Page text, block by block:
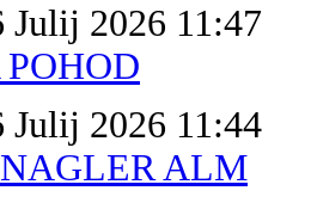
Julij 2026 11:47
Julij 2026 11:44
ALM